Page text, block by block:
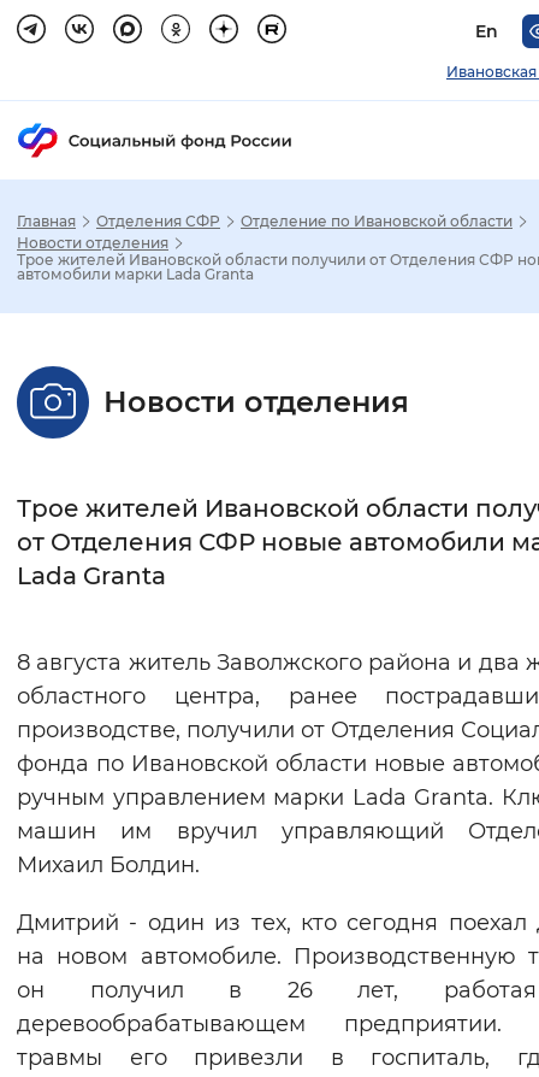
En
Стандартный Увеличенный
Без засечек С засечками
Цвет сайта
Монохромный Инверсивный
Синий фон
Звуковой ассистент
Воспроизвести Остановить
Главная Отделения СФР
Отделение по Ивановской области
Новости отделения
Трое жителей Ивановской области получили от Отделения СФР
автомобили марки Lada Granta
Новости отделения
Трое жителей Ивановской области
от Отделения СФР новые автомобили
Lada Granta
8 августа житель Заволжского района и два
областного центра, ранее
производстве, получили от Отделения
фонда по Ивановской области новые
ручным управлением марки Lada Granta.
машин им вручил управляющий
Михаил Болдин.
Дмитрий - один из тех, кто сегодня поехал
на новом автомобиле. Производственную
он получил в 26 лет,
деревообрабатывающем предприятии.
травмы его привезли в госпиталь,